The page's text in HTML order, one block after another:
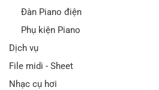
Đàn Piano điện
Phụ kiện Piano
Dịch vụ
File midi - Sheet
Nhạc cụ hơi